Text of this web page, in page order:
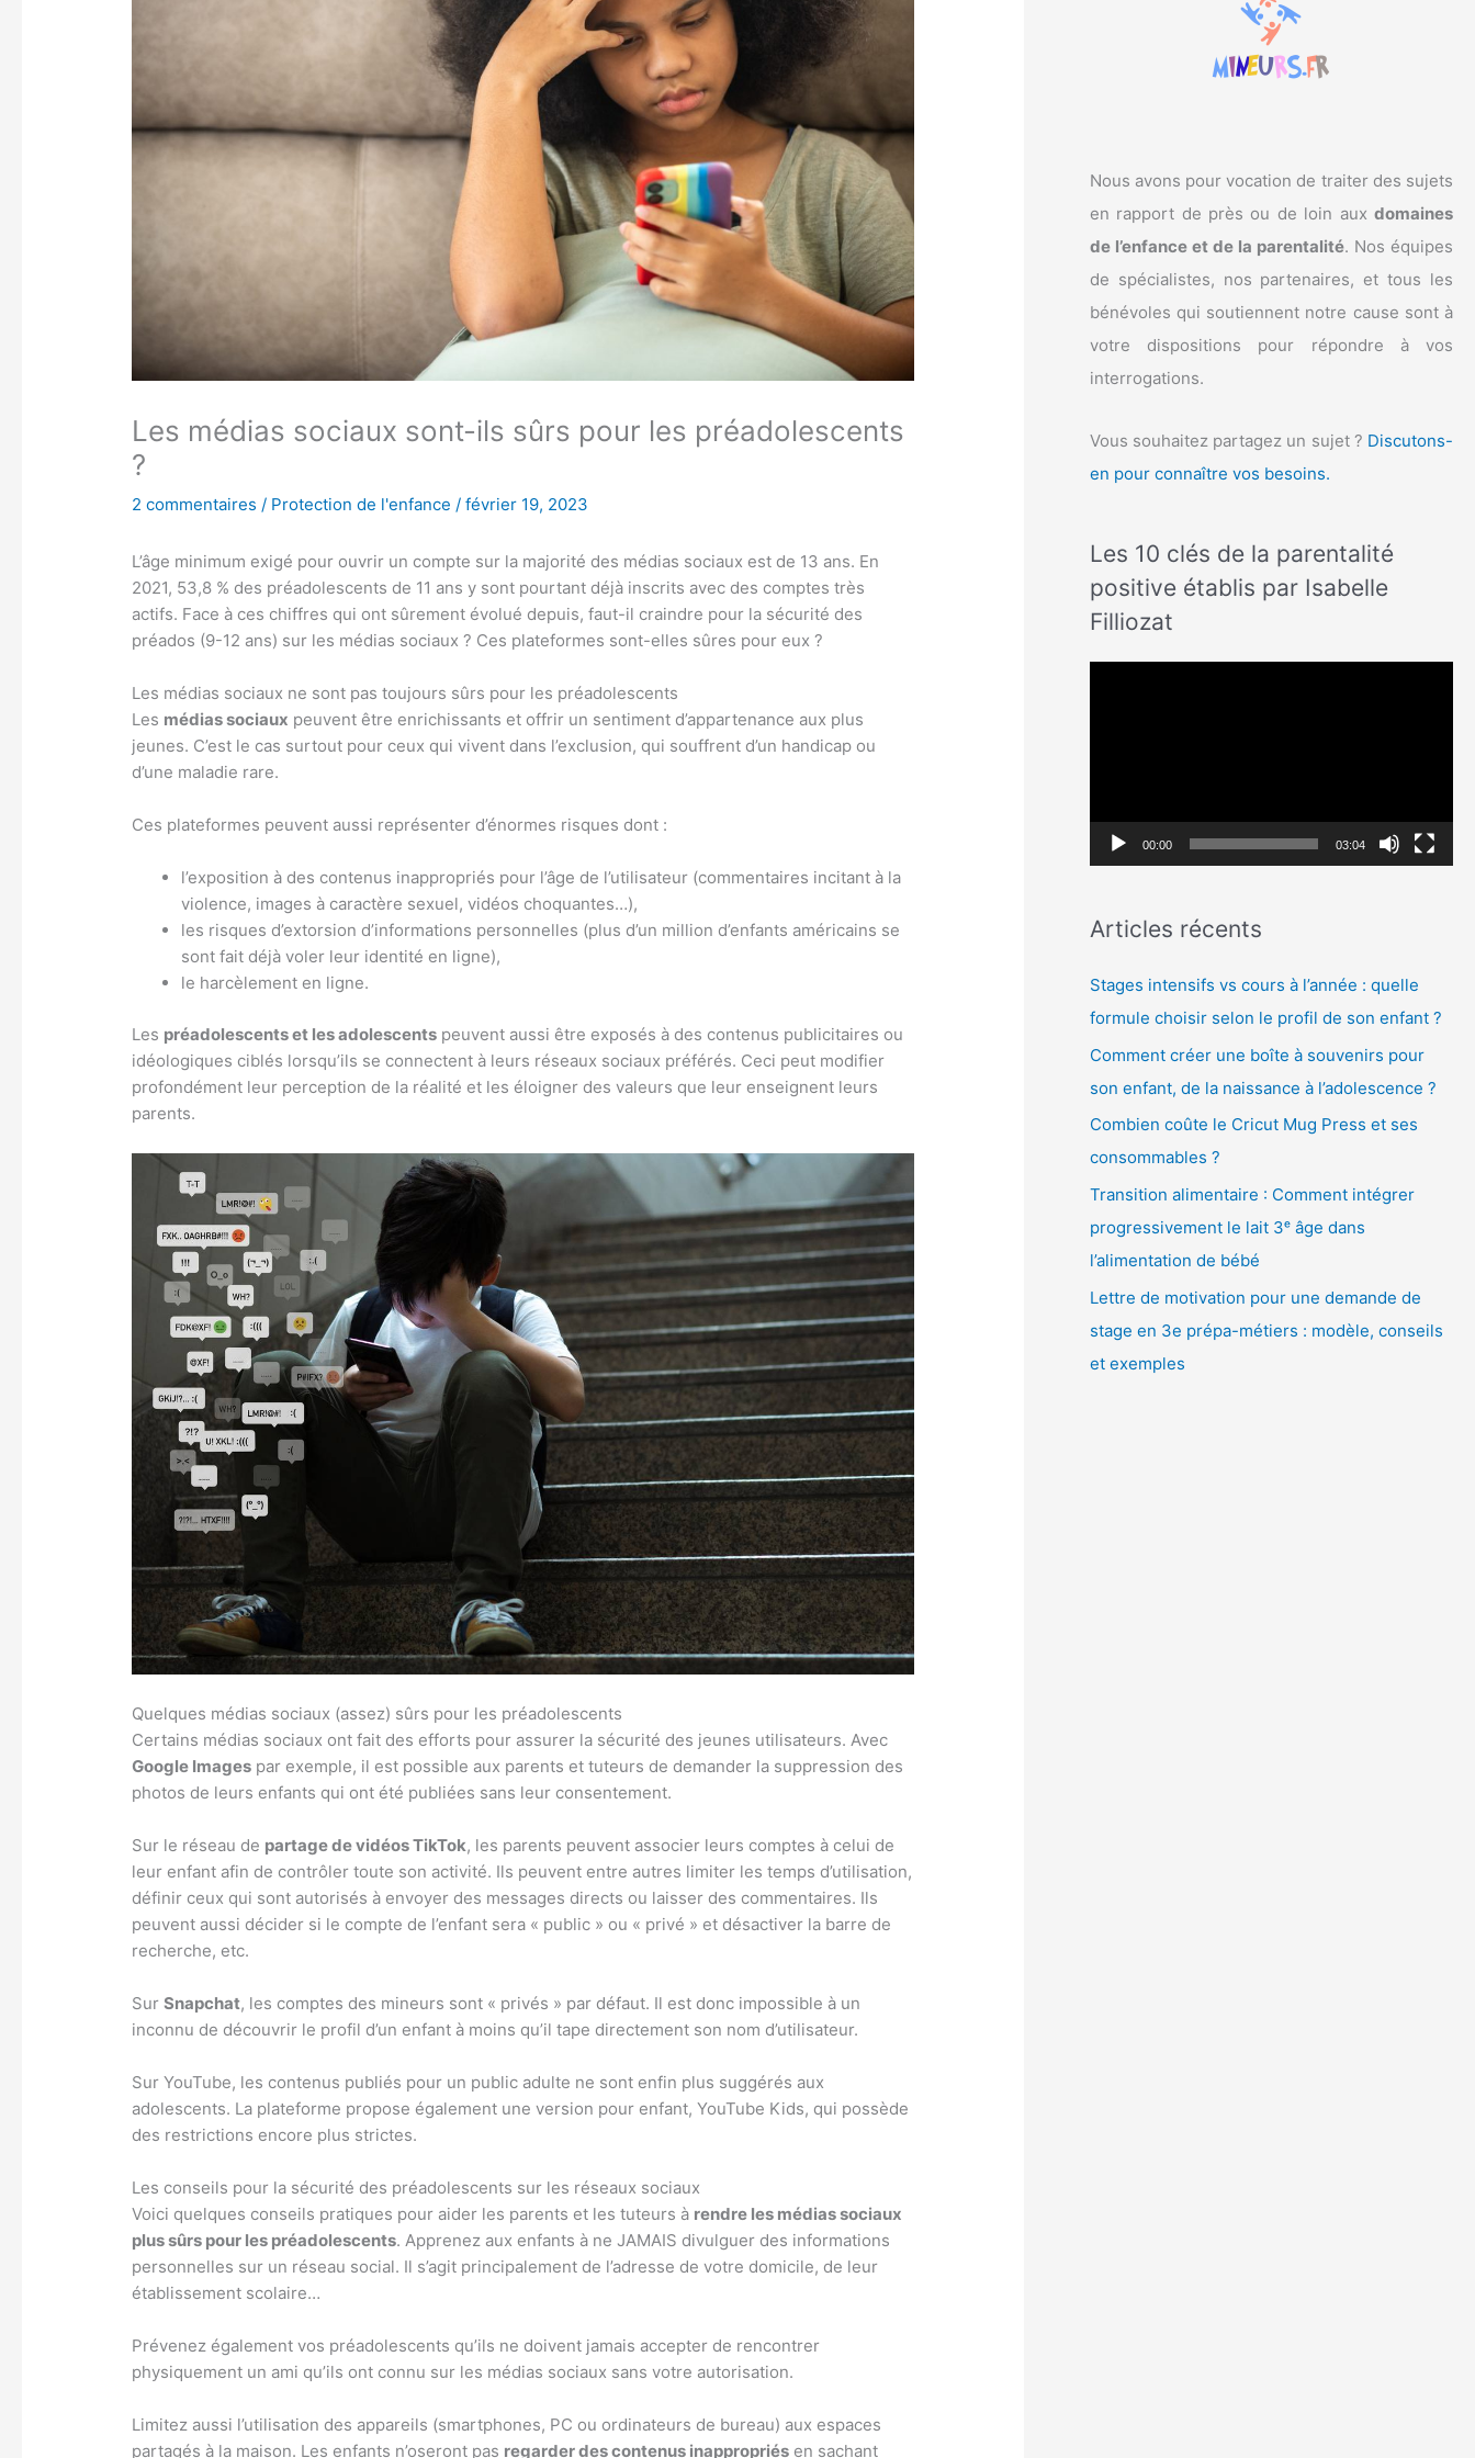
Les médias sociaux sont-ils sûrs pour les préadolescents
?
2 commentaires / Protection de l'enfance /février 19, 2023
L’âge minimum exigé pour ouvrir un compte sur la majorité des médias sociaux est de 13 ans. En
2021, 53,8 % des préadolescents de 11 ans y sont pourtant déjà inscrits avec des comptes très
actifs. Face à ces chiffres qui ont sûrement évolué depuis, faut-il craindre pour la sécurité des
préados (9-12 ans) sur les médias sociaux ? Ces plateformes sont-elles sûres pour eux ?
Les médias sociaux ne sont pas toujours sûrs pour les préadolescents
Les médias sociaux peuvent être enrichissants et offrir un sentiment d’appartenance aux plus
jeunes. C’est le cas surtout pour ceux qui vivent dans l’exclusion, qui souffrent d’un handicap ou
d’une maladie rare.
Ces plateformes peuvent aussi représenter d’énormes risques dont :
l’exposition à des contenus inappropriés pour l’âge de l’utilisateur (commentaires incitant à la
violence, images à caractère sexuel, vidéos choquantes…),
les risques d’extorsion d’informations personnelles (plus d’un million d’enfants américains se
sont fait déjà voler leur identité en ligne),
le harcèlement en ligne.
Les préadolescents et les adolescents peuvent aussi être exposés à des contenus publicitaires ou
idéologiques ciblés lorsqu’ils se connectent à leurs réseaux sociaux préférés. Ceci peut modifier
profondément leur perception de la réalité et les éloigner des valeurs que leur enseignent leurs
parents.
Quelques médias sociaux (assez) sûrs pour les préadolescents
Certains médias sociaux ont fait des efforts pour assurer la sécurité des jeunes utilisateurs. Avec
Google Images par exemple, il est possible aux parents et tuteurs de demander la suppression des
photos de leurs enfants qui ont été publiées sans leur consentement.
Sur le réseau de partage de vidéos TikTok, les parents peuvent associer leurs comptes à celui de
leur enfant afin de contrôler toute son activité. Ils peuvent entre autres limiter les temps d’utilisation,
définir ceux qui sont autorisés à envoyer des messages directs ou laisser des commentaires. Ils
peuvent aussi décider si le compte de l’enfant sera « public » ou « privé » et désactiver la barre de
recherche, etc.
SurSnapchat, les comptes des mineurs sont « privés » par défaut. Il est donc impossible à un
inconnu de découvrir le profil d’un enfant à moins qu’il tape directement son nom d’utilisateur.
Sur YouTube, les contenus publiés pour un public adulte ne sont enfin plus suggérés aux
adolescents. La plateforme propose également une version pour enfant, YouTube Kids, qui possède
des restrictions encore plus strictes.
Les conseils pour la sécurité des préadolescents sur les réseaux sociaux
Voici quelques conseils pratiques pour aider les parents et les tuteurs à rendre les médias sociaux
plus sûrs pour les préadolescents. Apprenez aux enfants à ne JAMAIS divulguer des informations
personnelles sur un réseau social. Il s’agit principalement de l’adresse de votre domicile, de leur
établissement scolaire…
Prévenez également vos préadolescents qu’ils ne doivent jamais accepter de rencontrer
physiquement un ami qu’ils ont connu sur les médias sociaux sans votre autorisation.
Limitez aussi l’utilisation des appareils (smartphones, PC ou ordinateurs de bureau) aux espaces
partagés à la maison. Les enfants n’oseront pas regarder des contenus inappropriés en sachant
Nous avons pour vocation de traiter des sujets
en rapport de près ou de loin aux domaines
de l’enfance et de la parentalité. Nos équipes
de spécialistes, nos partenaires, et tous les
bénévoles qui soutiennent notre cause sont à
votre dispositions pour répondre à vos
interrogations.
Vous souhaitez partagez un sujet ? Discutons-
en pour connaître vos besoins.
Les 10 clés de la parentalité
positive établis par Isabelle
Filliozat
i
00:00 03:04
Articles récents
Stages intensifs vs cours à l’année : quelle
formule choisir selon le profil de son enfant ?
Comment créer une boîte à souvenirs pour
son enfant, de la naissance à l’adolescence ?
Combien coûte le Cricut Mug Press et ses
consommables ?
Transition alimentaire : Comment intégrer
progressivement le lait 3ᵉ âge dans
l’alimentation de bébé
Lettre de motivation pour une demande de
stage en 3e prépa-métiers : modèle, conseils
et exemples